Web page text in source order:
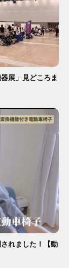
展」見どころま
れました！【動